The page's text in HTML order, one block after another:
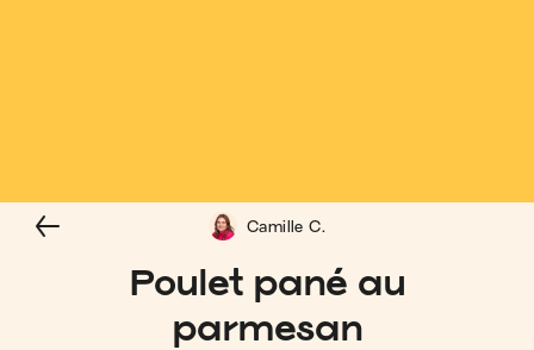
Poulet pané au
parmesan
Camille C.